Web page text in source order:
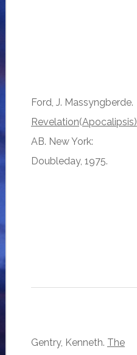
Ford, J. Massyngberde.
Revelation(Apocalipsis)
AB. New York:
Doubleday, 1975.
Gentry, Kenneth. The